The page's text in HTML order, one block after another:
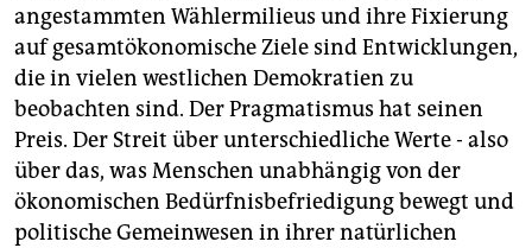
angestammten Wählermilieus und ihre Fixierung
auf gesamtökonomische Ziele sind Entwicklungen,
die in vielen westlichen Demokratien zu
beobachten sind. Der Pragmatismus hat seinen
Preis. Der Streit über unterschiedliche Werte - also
über das, was Menschen unabhängig von der
ökonomischen Bedürfnisbefriedigung bewegt und
politische Gemeinwesen in ihrer natürlichen